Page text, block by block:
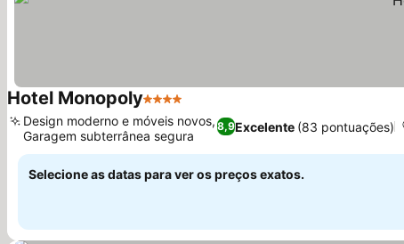
Hotel Monopoly4 Estrelas
8,9Excelente (83 pontuações)
Design moderno e móveis novos,
Garagem subterrânea segura
Selecione as datas para ver os preços exatos.